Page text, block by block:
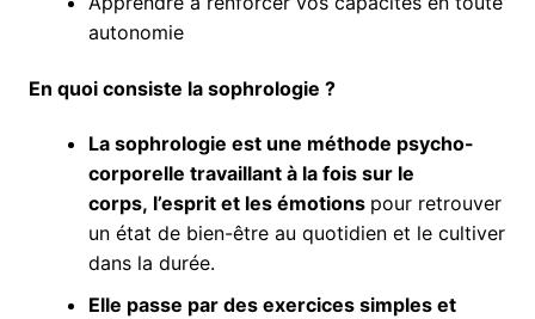
autonomie
En quoi consiste la sophrologie ?
La sophrologie est une méthode psycho-
corporelle travaillant à la fois sur le
corps, l’esprit et les émotions pour retrouver
un état de bien-être au quotidien et le cultiver
dans la durée.
Elle passe par des exercices simples et